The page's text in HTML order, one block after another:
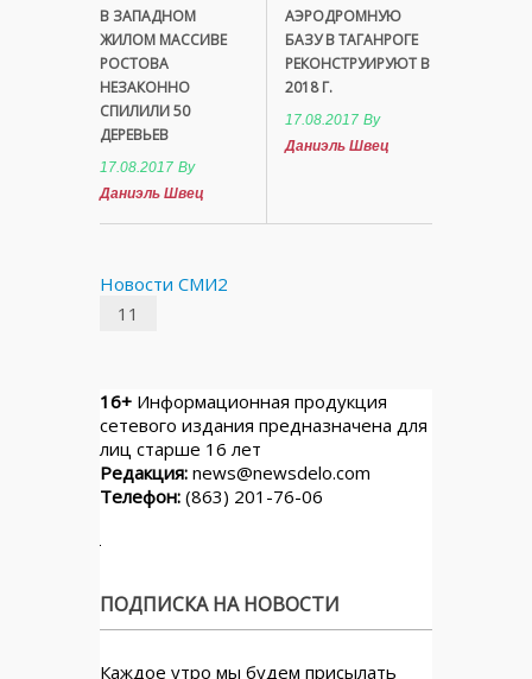
В ЗАПАДНОМ
ЖИЛОМ МАССИВЕ
РОСТОВА
НЕЗАКОННО
СПИЛИЛИ 50
ДЕРЕВЬЕВ
17.08.2017 By
Даниэль Швец
АЭРОДРОМНУЮ
БАЗУ В ТАГАНРОГЕ
РЕКОНСТРУИРУЮТ В
2018 Г.
17.08.2017 By
Даниэль Швец
Новости СМИ2
11
16+ Информационная продукция
сетевого издания предназначена для
лиц старше 16 лет
Редакция: news@newsdelo.com
Телефон: (863) 201-76-06
ПОДПИСКА НА НОВОСТИ
Каждое утро мы будем присылать